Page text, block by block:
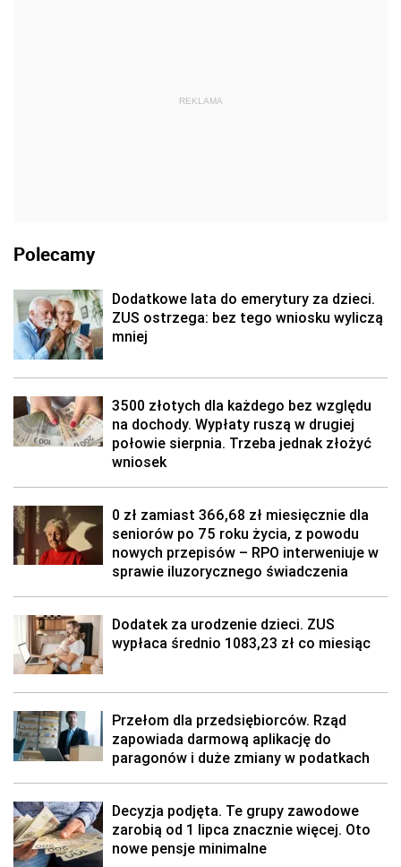
REKLAMA
Polecamy
Dodatkowe lata do emerytury za dzieci.
ZUS ostrzega: bez tego wniosku wyliczą
mniej
3500 złotych dla każdego bez względu
na dochody. Wypłaty ruszą w drugiej
połowie sierpnia. Trzeba jednak złożyć
wniosek
0 zł zamiast 366,68 zł miesięcznie dla
seniorów po 75 roku życia, z powodu
nowych przepisów – RPO interweniuje w
sprawie iluzorycznego świadczenia
Dodatek za urodzenie dzieci. ZUS
wypłaca średnio 1083,23 zł co miesiąc
Przełom dla przedsiębiorców. Rząd
zapowiada darmową aplikację do
paragonów i duże zmiany w podatkach
Decyzja podjęta. Te grupy zawodowe
zarobią od 1 lipca znacznie więcej. Oto
nowe pensje minimalne